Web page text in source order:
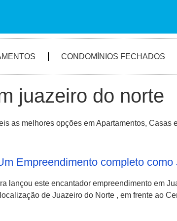
CONDOMÍNIOS FECHADOS
juazeiro do norte
as melhores opções em Apartamentos,
Empreendimento completo
lançou este encantador empreendimento em
de Juazeiro do Norte , em frente ao